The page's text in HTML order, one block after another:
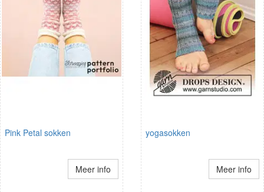
Pink Petal sokken
Meer info
yogasokken
Meer info